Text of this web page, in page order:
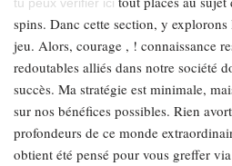
spins. Danc cette section, y
jeu. Alors, courage , ! connaissance
redoutables alliés dans notre société
succès. Ma stratégie est minimale,
sur nos bénéfices possibles. Rien
profondeurs de ce monde
obtient été pensé pour vous greffer